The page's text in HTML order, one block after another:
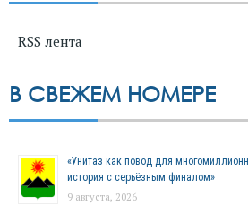
RSS лента
В СВЕЖЕМ НОМЕРЕ
«Унитаз как повод для
история с серьёзным финалом»
9 августа, 2026